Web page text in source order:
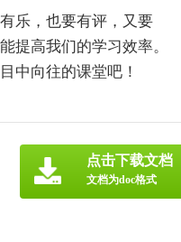
乐，也要有评，又要
提高我们的学习效率。
中向往的课堂吧！
点击下载文档
文档为doc格式